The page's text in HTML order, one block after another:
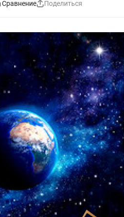
Сравнение Поделиться